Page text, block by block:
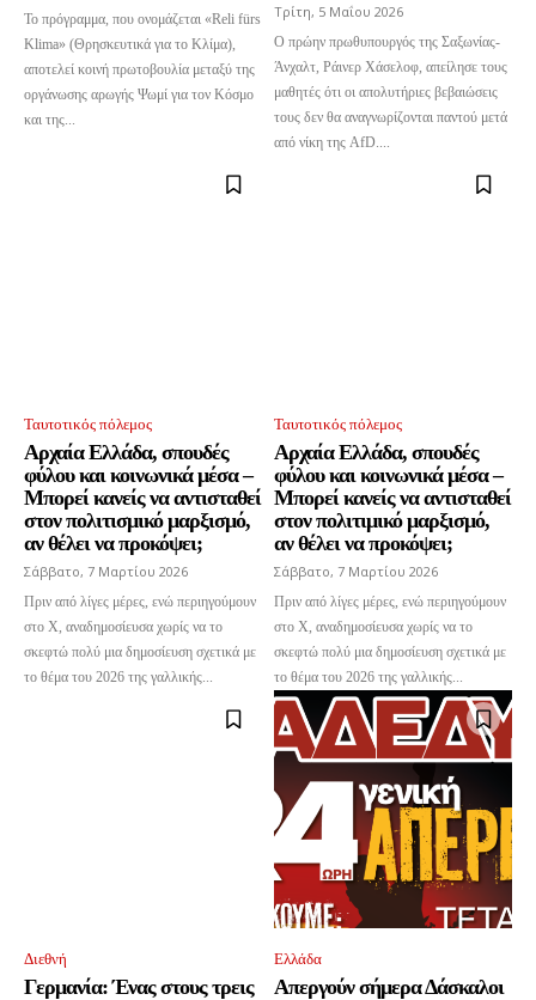
συζήτησης.
Για να εγγραφείτε, απλά εισάγετε τη διεύθυνση email σας στην ιστοσελίδα
μας ή πατάτε το κουμπί Εγγραφή. Μην ανησυχείτε, τα στοιχεία σας είναι
ασφαλή σε εμάς.
ΕΓΓΡΑΦΉ
Πολιτική Απορρήτου.
Ακόλουθοι
11,243
Ακόλουθοι
Το πρόγραμμα, που ονομάζεται «Reli fürs
Klima» (Θρησκευτικά για το Κλίμα),
αποτελεί κοινή πρωτοβουλία μεταξύ της
οργάνωσης αρωγής Ψωμί για τον Κόσμο
και της...
Τρίτη, 5 Μαΐου 2026
Ο πρώην πρωθυπουργός της Σαξωνίας-
Άνχαλτ, Ράινερ Χάσελοφ, απείλησε τους
μαθητές ότι οι απολυτήριες βεβαιώσεις
τους δεν θα αναγνωρίζονται παντού μετά
από νίκη της AfD....
Ταυτοτικός πόλεμος
Αρχαία Ελλάδα, σπουδές
φύλου και κοινωνικά μέσα –
Μπορεί κανείς να αντισταθεί
στον πολιτισμικό μαρξισμό,
αν θέλει να προκόψει;
Σάββατο, 7 Μαρτίου 2026
Πριν από λίγες μέρες, ενώ περιηγούμουν
στο X, αναδημοσίευσα χωρίς να το
σκεφτώ πολύ μια δημοσίευση σχετικά με
το θέμα του 2026 της γαλλικής...
Ταυτοτικός πόλεμος
Αρχαία Ελλάδα, σπουδές
φύλου και κοινωνικά μέσα –
Μπορεί κανείς να αντισταθεί
στον πολιτιμικό μαρξισμό,
αν θέλει να προκόψει;
Σάββατο, 7 Μαρτίου 2026
Πριν από λίγες μέρες, ενώ περιηγούμουν
στο X, αναδημοσίευσα χωρίς να το
σκεφτώ πολύ μια δημοσίευση σχετικά με
το θέμα του 2026 της γαλλικής...
Διεθνή
Γερμανία: Ένας στους τρεις
Ελλάδα
Απεργούν σήμερα Δάσκαλοι